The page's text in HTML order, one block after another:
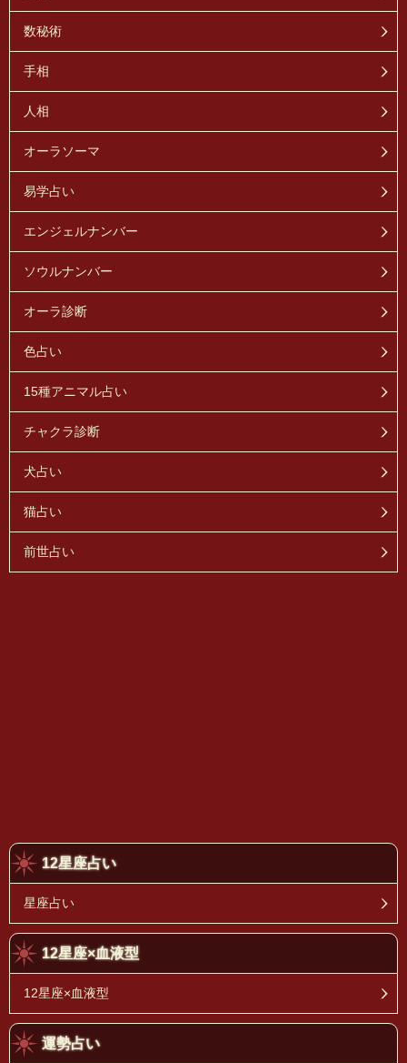
数秘術
手相
人相
オーラソーマ
易学占い
エンジェルナンバー
ソウルナンバー
オーラ診断
色占い
15種アニマル占い
チャクラ診断
犬占い
猫占い
前世占い
12星座占い
星座占い
12星座×血液型
12星座×血液型
運勢占い